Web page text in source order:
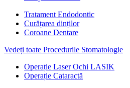
Tratament Endodontic
Curățarea dinților
Coroane Dentare
Vedeți toate Procedurile Stomatologie
Operație Laser Ochi LASIK
Operație Cataractă